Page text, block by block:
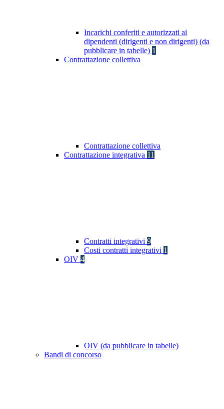
Incarichi conferiti e autorizzati ai
dipendenti (dirigenti e non dirigenti) (da
pubblicare in tabelle) 1
Contrattazione collettiva
Contrattazione collettiva
Contrattazione integrativa 11
Contratti integrativi 9
Costi contratti integrativi 1
OIV 4
OIV (da pubblicare in tabelle)
Bandi di concorso